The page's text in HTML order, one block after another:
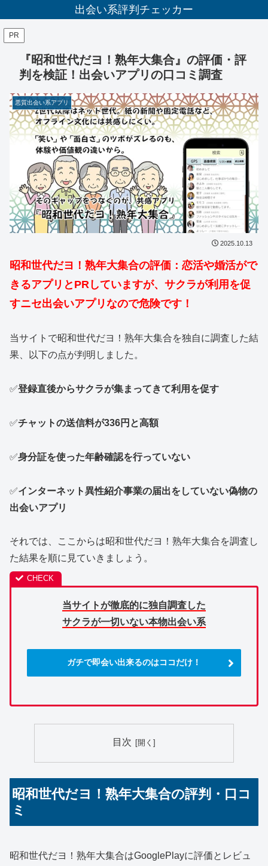
出会い系評判チェッカー
PR
『昭和世代だヨ！熟年大集合』の評価・評
判を検証！出会いアプリの口コミ調査
悪質出会い系アプリ
2025.10.13
昭和世代だヨ！熟年大集合の評価：恋活や婚活がで
きるアプリとPRしていますが、サクラが利用を促
すニセ出会いアプリなので危険です！
当サイトで昭和世代だヨ！熟年大集合を独自に調査した結
果、以下の点が判明しました。
✅登録直後からサクラが集まってきて利用を促す
✅チャットの送信料が336円と高額
✅身分証を使った年齢確認を行っていない
✅インターネット異性紹介事業の届出をしていない偽物の
出会いアプリ
それでは、ここからは昭和世代だヨ！熟年大集合を調査し
た結果を順に見ていきましょう。
当サイトが徹底的に独自調査した
サクラが一切いない本物出会い系
ガチで即会い出来るのはココだけ！
目次
昭和世代だヨ！熟年大集合の評判・口コ
ミ
昭和世代だヨ！熟年大集合はGooglePlayに評価とレビュ